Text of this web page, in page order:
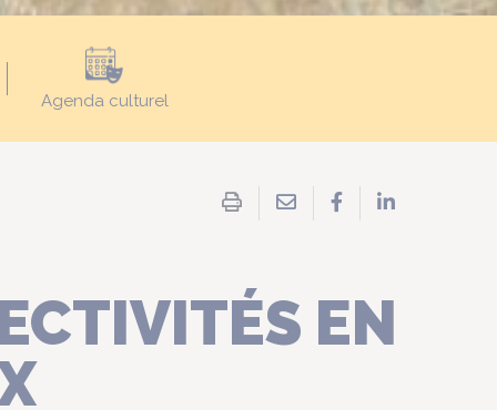
Agenda culturel
Imprimer
Partager
par
Partager
sur
Partager
EN